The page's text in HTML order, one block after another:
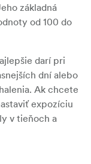
základná
od 100 do
darí pri
dní alebo
Ak chcete
expozíciu
v tieňoch a